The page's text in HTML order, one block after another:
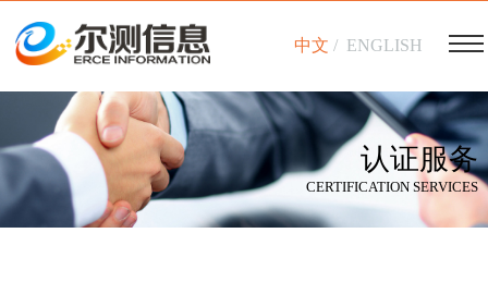
中文 / ENGLISH
认证服务
CERTIFICATION SERVICES